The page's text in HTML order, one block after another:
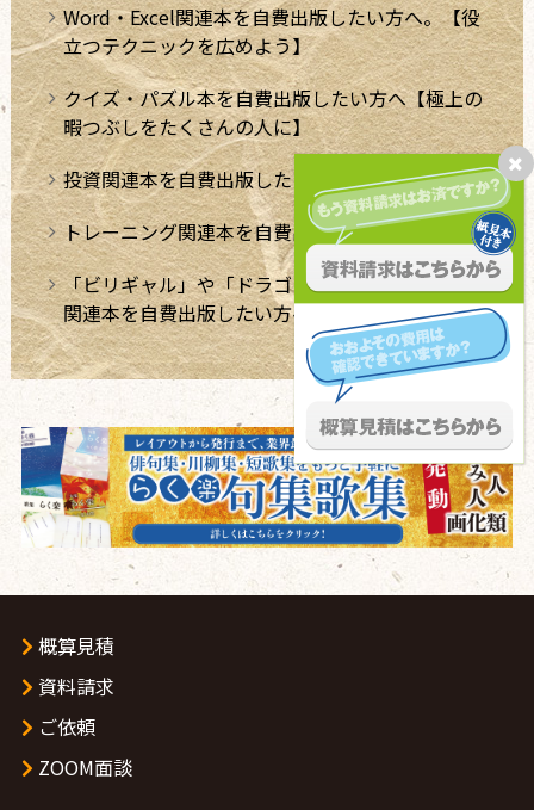
Word・Excel関連本を自費出版したい方へ。【役
立つテクニックを広めよう】
クイズ・パズル本を自費出版したい方へ【極上の
暇つぶしをたくさんの人に】
投資関連本を自費出版したい方へ
トレーニング関連本を自費出版したい方へ
「ビリギャル」や「ドラゴン桜」のような学習法
関連本を自費出版したい方へ
概算見積
資料請求
ご依頼
ZOOM面談